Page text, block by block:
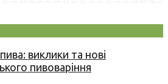
виклики та нові
пивоваріння